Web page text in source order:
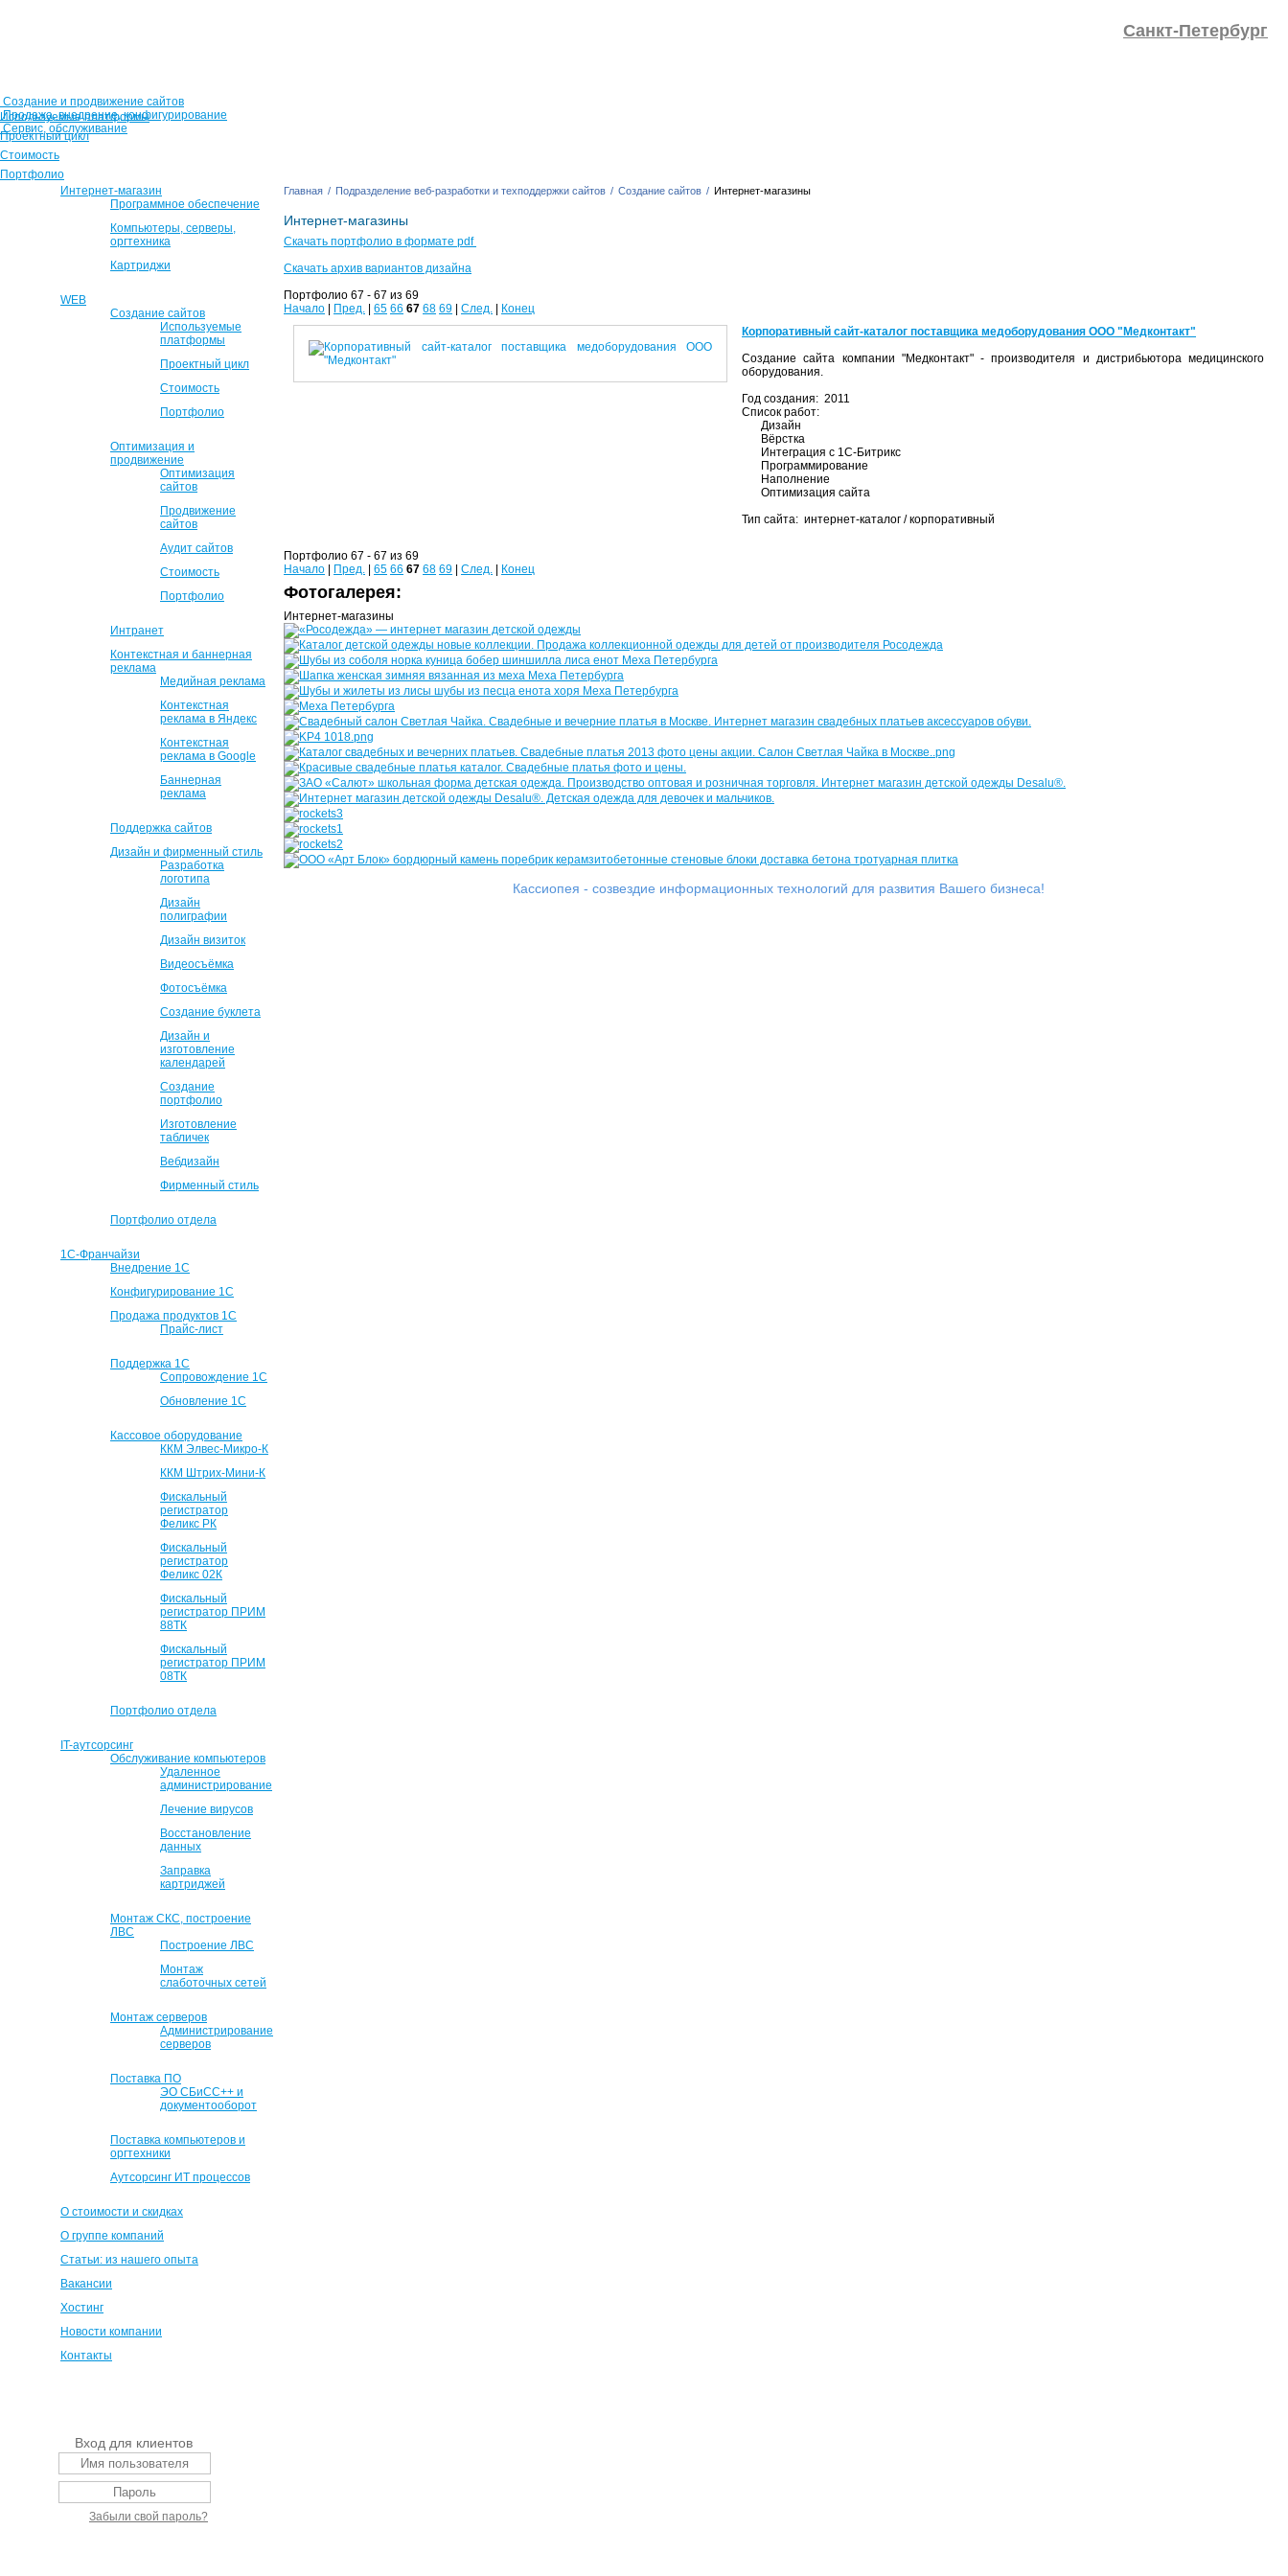
Санкт-Петербург
Создание и продвижение сайтов
Продажа, внедрение, конфигурирование
Сервис, обслуживание
Используемые платформы
Проектный цикл
Стоимость
Портфолио
Интернет-магазин
Программное обеспечение
Компьютеры, серверы,
оргтехника
Картриджи
WEB
Создание сайтов
Используемые
платформы
Проектный цикл
Стоимость
Портфолио
Оптимизация и
продвижение
Оптимизация
сайтов
Продвижение
сайтов
Аудит сайтов
Стоимость
Портфолио
Интранет
Контекстная и баннерная
реклама
Медийная реклама
Контекстная
реклама в Яндекс
Контекстная
реклама в Google
Баннерная
реклама
Поддержка сайтов
Дизайн и фирменный стиль
Разработка
логотипа
Дизайн
полиграфии
Дизайн визиток
Видеосъёмка
Фотосъёмка
Создание буклета
Дизайн и
изготовление
календарей
Создание
портфолио
Изготовление
табличек
Вебдизайн
Фирменный стиль
Портфолио отдела
1С-Франчайзи
Внедрение 1С
Конфигурирование 1С
Продажа продуктов 1С
Прайс-лист
Поддержка 1С
Сопровождение 1С
Обновление 1С
Кассовое оборудование
ККМ Элвес-Микро-К
ККМ Штрих-Мини-К
Фискальный
регистратор
Феликс РК
Фискальный
регистратор
Феликс 02К
Фискальный
регистратор ПРИМ
88ТК
Фискальный
регистратор ПРИМ
08ТК
Портфолио отдела
IT-аутсорсинг
Обслуживание компьютеров
Удаленное
администрирование
Лечение вирусов
Восстановление
данных
Заправка
картриджей
Монтаж СКС, построение
ЛВС
Построение ЛВС
Монтаж
слаботочных сетей
Монтаж серверов
Администрирование
серверов
Поставка ПО
ЭО СБиСС++ и
документооборот
Поставка компьютеров и
оргтехники
Аутсорсинг ИТ процессов
О стоимости и скидках
О группе компаний
Статьи: из нашего опыта
Вакансии
Хостинг
Новости компании
Контакты
Вход для клиентов
Забыли свой пароль?
Главная / Подразделение веб-разработки и техподдержки сайтов / Создание сайтов / Интернет-магазины
Интернет-магазины
Скачать портфолио в формате pdf
Скачать архив вариантов дизайна
Портфолио 67 - 67 из 69
Начало
Пред. 65 66 67 68 69 След.
Конец
Корпоративный сайт-каталог поставщика медоборудования ООО "Медконтакт"
Создание сайта компании "Медконтакт" - производителя и дистрибьютора медицинского
оборудования.
Год создания: 2011
Список работ:
Дизайн
Вёрстка
Интеграция с 1С-Битрикс
Программирование
Наполнение
Оптимизация сайта
Тип сайта: интернет-каталог / корпоративный
Портфолио 67 - 67 из 69
Начало
Пред. 65 66 67 68 69 След. Конец
Фотогалерея:
Интернет-магазины
Кассиопея - созвездие информационных технологий для развития Вашего бизнеса!